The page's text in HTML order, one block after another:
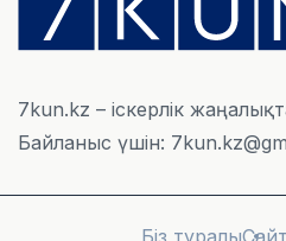
алынатын салық туралы
берді
«Бәйтерек» холдингінің
7kun.kz – іскерлік
Байланыс үшін: